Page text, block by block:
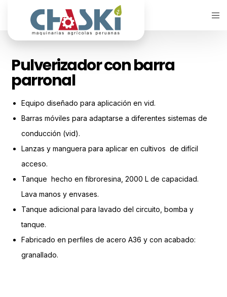
Pulverizador con barra
parronal
Equipo diseñado para aplicación en vid.
Barras móviles para adaptarse a diferentes sistemas de
conducción (vid).
Lanzas y manguera para aplicar en cultivos de difícil
acceso.
Tanque hecho en fibroresina, 2000 L de capacidad.
Lava manos y envases.
Tanque adicional para lavado del circuito, bomba y
tanque.
Fabricado en perfiles de acero A36 y con acabado:
granallado.